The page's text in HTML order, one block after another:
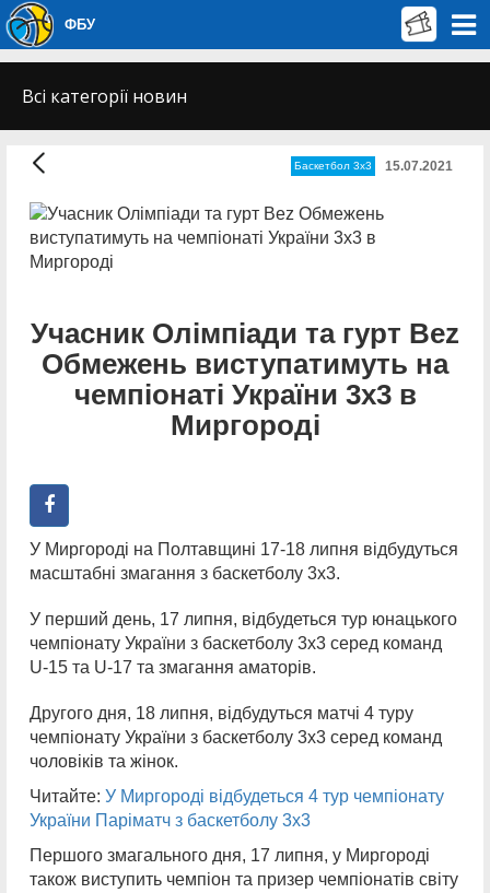
ФБУ
Всі категорії новин
Баскетбол 3х3 15.07.2021
Учасник Олімпіади та гурт Bez
Обмежень виступатимуть на
чемпіонаті України 3х3 в
Миргороді
У Миргороді на Полтавщині 17-18 липня відбудуться
масштабні змагання з баскетболу 3х3.
У перший день, 17 липня, відбудеться тур юнацького
чемпіонату України з баскетболу 3х3 серед команд
U-15 та U-17 та змагання аматорів.
Другого дня, 18 липня, відбудуться матчі 4 туру
чемпіонату України з баскетболу 3х3 серед команд
чоловіків та жінок.
Читайте: У Миргороді відбудеться 4 тур чемпіонату
України Паріматч з баскетболу 3х3
Першого змагального дня, 17 липня, у Миргороді
також виступить чемпіон та призер чемпіонатів світу